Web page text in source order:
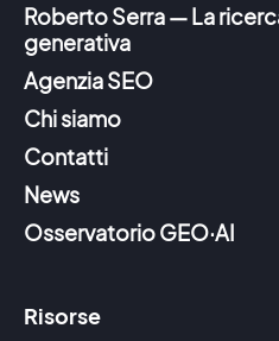
Roberto Serra — La
generativa
Agenzia SEO
Chi siamo
Contatti
News
Osservatorio GEO·AI
Risorse